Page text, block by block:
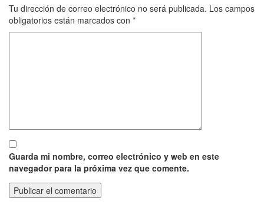
Tu dirección de correo electrónico no será publicada. Los campos
obligatorios están marcados con *
Guarda mi nombre, correo electrónico y web en este
navegador para la próxima vez que comente.